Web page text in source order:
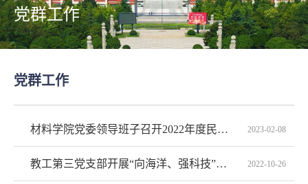
党群工作
党群工作
材料学院党委领导班子召开2022年度民主生活会 2023-02-08
教工第三党支部开展“向海洋、强科技”主题党日活动 2022-10-26